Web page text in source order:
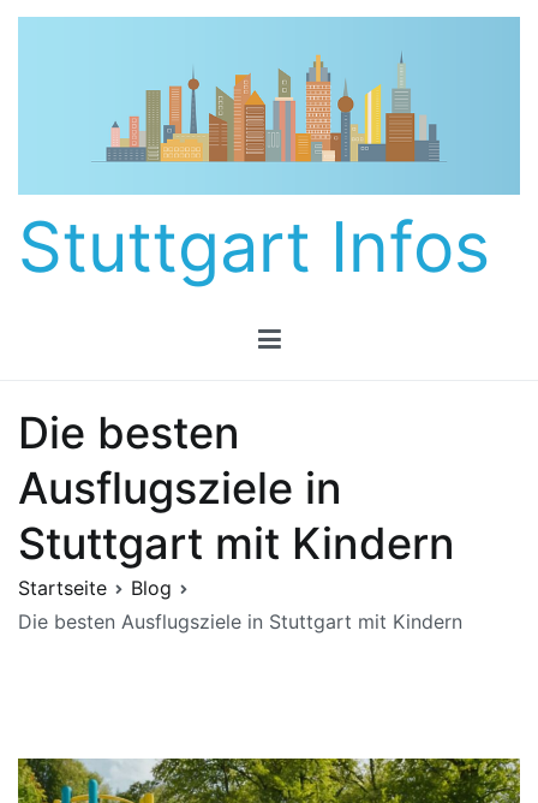
Zum
Stuttgart Infos
Die besten
Ausflugsziele in
Stuttgart mit Kindern
Startseite
Blog
Die besten Ausflugsziele in Stuttgart mit Kindern